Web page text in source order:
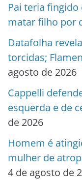
Pai teria
matar filho por
Datafolha
torcidas;
agosto de 2026
Cappelli
esquerda e de
de 2026
Homem é
mulher de
4 de agosto de